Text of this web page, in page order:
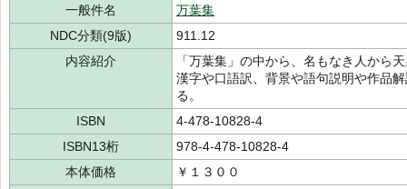
一般件名
万葉集
NDC分類(9版)
911.12
内容紹介
「万葉集」の中から、名もなき人から
漢字や口語訳、背景や語句説明や作品
る。
ISBN
4-478-10828-4
ISBN13桁
978-4-478-10828-4
本体価格
￥１３００